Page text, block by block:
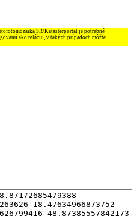
SR/Katasterportal je potrebné
ako reláciu, v takých prípadoch môžte